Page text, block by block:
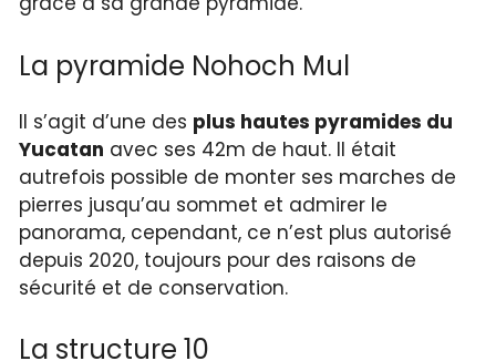
La pyramide Nohoch Mul
Il s’agit d’une des plus hautes pyramides du
Yucatan avec ses 42m de haut. Il était
autrefois possible de monter ses marches de
pierres jusqu’au sommet et admirer le
panorama, cependant, ce n’est plus autorisé
depuis 2020, toujours pour des raisons de
sécurité et de conservation.
La structure 10